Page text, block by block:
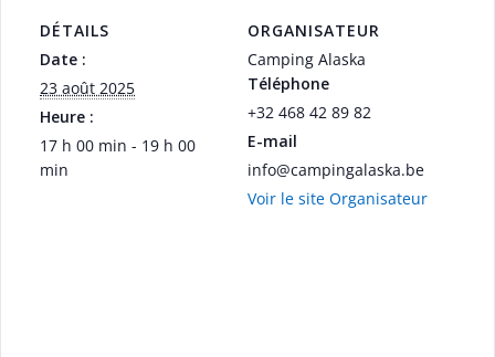
DÉTAILS
Date :
23 août 2025
Heure :
17 h 00 min - 19 h 00
min
ORGANISATEUR
Camping Alaska
Téléphone
+32 468 42 89 82
E-mail
info@campingalaska.be
Voir le site Organisateur